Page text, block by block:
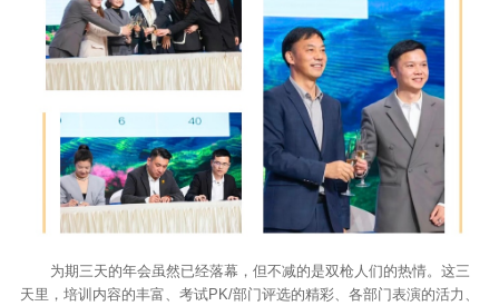
为期三天的年会虽然已经落幕，但不减的是双枪人们的热情。这三
天里，培训内容的丰富、考试PK/部门评选的精彩、各部门表演的活力、